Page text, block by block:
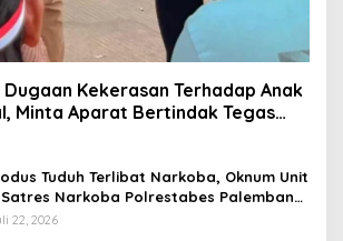
Dugaan Kekerasan Terhadap Anak
Minta Aparat Bertindak Tegas
Tuduh Terlibat Narkoba, Oknum Unit
Satres Narkoba Polrestabes Palembang
Peras Istri Korban Rp40 Juta, GPP
22, 2026